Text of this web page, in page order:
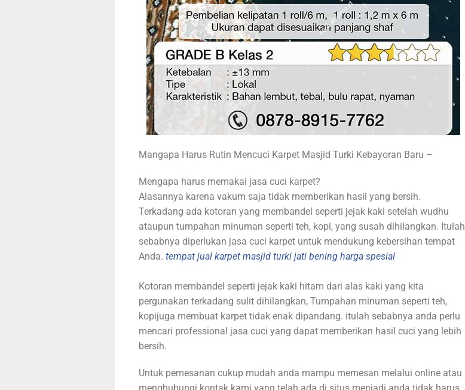
Mangapa Harus Rutin Mencuci Karpet Masjid Turki Kebayoran Baru –
Mengapa harus memakai jasa cuci karpet?
Alasannya karena vakum saja tidak memberikan hasil yang bersih.
Terkadang ada kotoran yang membandel seperti jejak kaki setelah wudhu
ataupun tumpahan minuman seperti teh, kopi, yang susah dihilangkan. Itulah
sebabnya diperlukan jasa cuci karpet untuk mendukung kebersihan tempat
Anda. tempat jual karpet masjid turki jati bening harga spesial
Kotoran membandel seperti jejak kaki hitam dari alas kaki yang kita
pergunakan terkadang sulit dihilangkan, Tumpahan minuman seperti teh,
kopijuga membuat karpet tidak enak dipandang. itulah sebabnya anda perlu
mencari professional jasa cuci yang dapat memberikan hasil cuci yang lebih
bersih.
Untuk pemesanan cukup mudah anda mampu memesan melalui online atau
menghubungi kontak kami yang telah ada di situs menjadi anda tidak harus